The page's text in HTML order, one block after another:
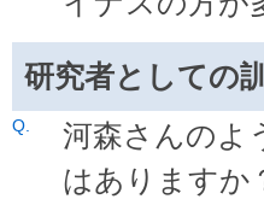
研究者としての
河森さんのよ
はありますか